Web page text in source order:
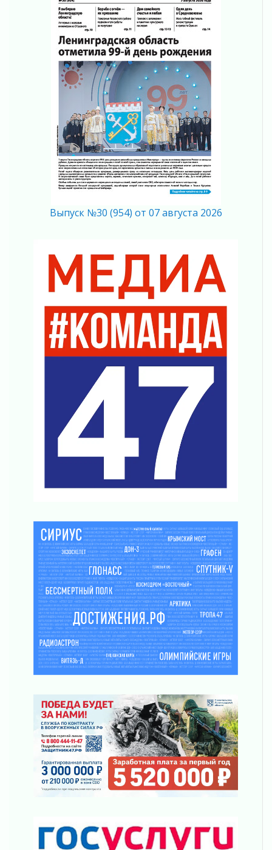
Ставка на дисциплину на перекрестках
04 августа 2026
В Ленобласти растет потребление
мобильного трафика
04 августа 2026
Полумрак бьёт по карману
04 августа 2026
Вниманию автомобилистов!
04 августа 2026
Память, сталь и музыка
04 августа 2026
Регион готовится к выборам
04 августа 2026
Никакого принуждения, только письменное
04 августа 2026
Важная информация
04 августа 2026
Что делать со сбережениями
Награды нашли строителей
03 августа 2026
Ленобласть повышает производительность
труда в ЖКХ
Поддержка волонтерских объединений
Ладожский мост полностью закроют на два
Музеи Ленобласти обновляют пространства
Новая площадка: 2027
Часть медиков в Ленобласти сможет
рассчитывать на доплату от региона
03 августа 2026
За сутки в Ленинградской области
ликвидировали 10 пожаров
03 августа 2026
Клюква наливается, но в корзинку пока не
просится
03 августа 2026
Строительные компании Ленобласти
подняли зарплаты почти на 40% за год
03 августа 2026
Ленинградской области
03 августа 2026
Уроки безопасности для детей и взрослых
03 августа 2026
Ленобласть отмечает День Воздушно-
десантных войск
02 августа 2026
«Активное лето»
Ленобласть отметила заслуги жителей перед
регионом и страной
Выпуск №30 (954) от 07 августа 2026